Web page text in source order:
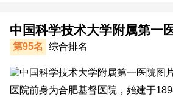
中国科学技术大学附属第一
第95名 综合排名
医院前身为合肥基督医院，始建于